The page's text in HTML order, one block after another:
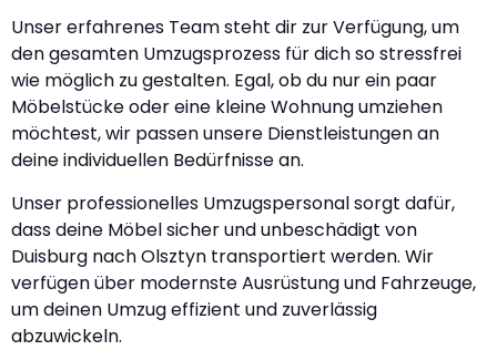
Unser erfahrenes Team steht dir zur Verfügung, um
den gesamten Umzugsprozess für dich so stressfrei
wie möglich zu gestalten. Egal, ob du nur ein paar
Möbelstücke oder eine kleine Wohnung umziehen
möchtest, wir passen unsere Dienstleistungen an
deine individuellen Bedürfnisse an.
Unser professionelles Umzugspersonal sorgt dafür,
dass deine Möbel sicher und unbeschädigt von
Duisburg nach Olsztyn transportiert werden. Wir
verfügen über modernste Ausrüstung und Fahrzeuge,
um deinen Umzug effizient und zuverlässig
abzuwickeln.